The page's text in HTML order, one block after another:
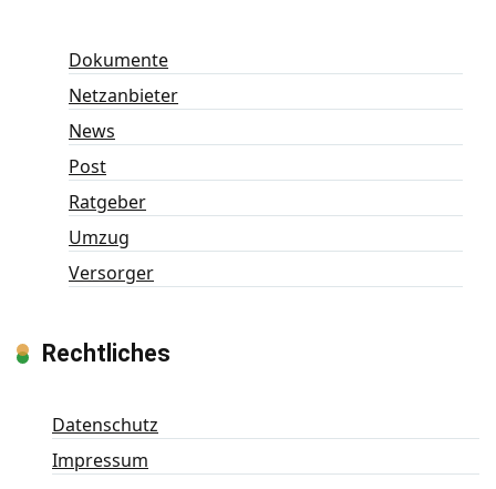
Dokumente
Netzanbieter
News
Post
Ratgeber
Umzug
Versorger
Rechtliches
Datenschutz
Impressum